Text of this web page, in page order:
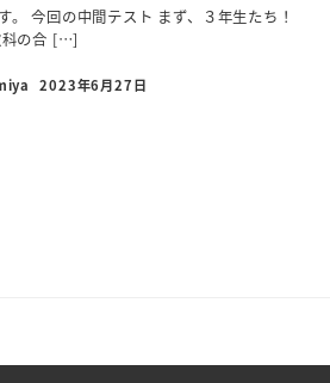
。 今回の中間テスト まず、３年生たち！
科の合 […]
2023年6月27日